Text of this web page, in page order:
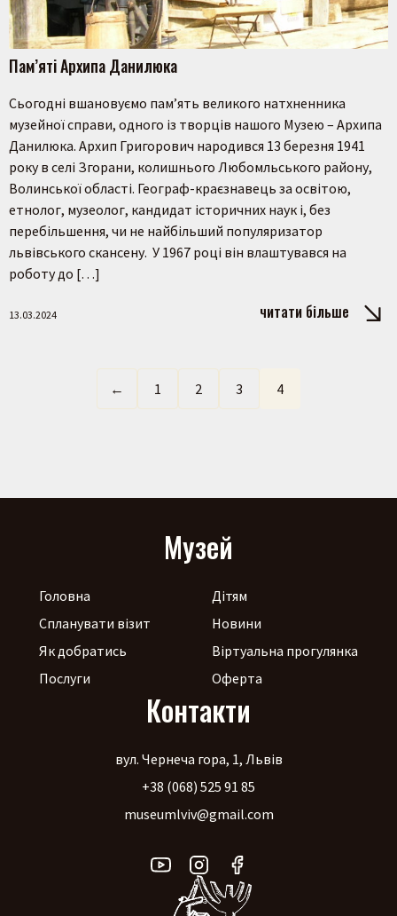
Пам’яті Архипа Данилюка
Сьогодні вшановуємо пам’ять великого натхненника
музейної справи, одного із творців нашого Музею – Архипа
Данилюка. Архип Григорович народився 13 березня 1941
року в селі Згорани, колишнього Любомльського району,
Волинської області. Географ-краєзнавець за освітою,
етнолог, музеолог, кандидат історичних наук і, без
перебільшення, чи не найбільший популяризатор
львівського скансену. У 1967 році він влаштувався на
роботу до […]
13.03.2024 читати більше
← 1 2 3 4
Музей
Головна
Спланувати візит
Як добратись
Послуги
Дітям
Новини
Віртуальна прогулянка
Оферта
Контакти
вул. Чернеча гора, 1, Львів
+38 (068) 525 91 85
museumlviv@gmail.com